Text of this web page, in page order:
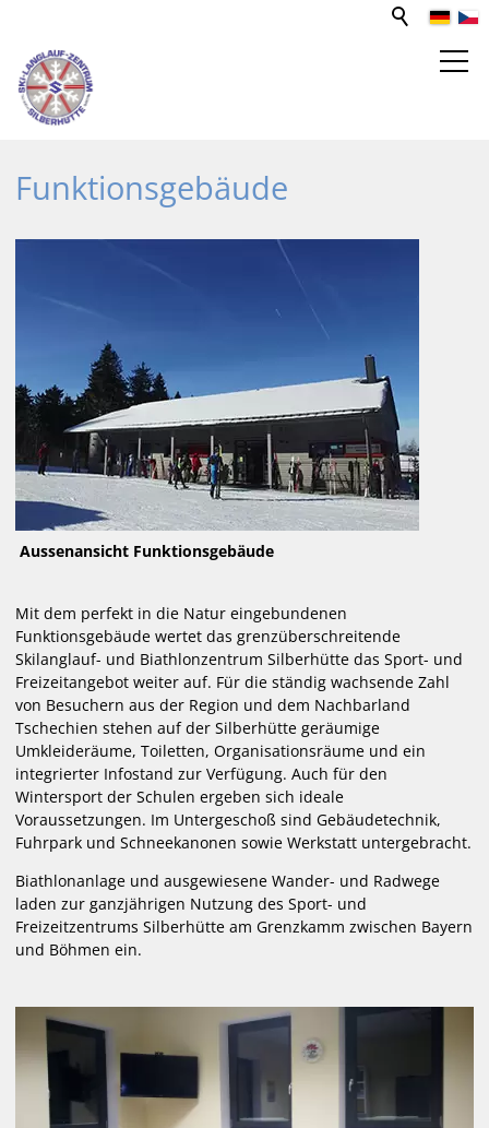
SPORT- UND FREIZEITZENTRUM
Funktionsgebäude
Unterkünfte
Gastronomie
Goldbachhütte
Mediathek
SLZ-App
Mitglied werden
LOIPEN
VERANSTALTUNGEN
SKIVERLEIH / BIATHLON
Funktionsgebäude
Aussenansicht Funktionsgebäude
Mit dem perfekt in die Natur eingebundenen
Funktionsgebäude wertet das grenzüberschreitende
Skilanglauf- und Biathlonzentrum Silberhütte das Sport- und
Freizeitangebot weiter auf. Für die ständig wachsende Zahl
von Besuchern aus der Region und dem Nachbarland
Tschechien stehen auf der Silberhütte geräumige
Umkleideräume, Toiletten, Organisationsräume und ein
integrierter Infostand zur Verfügung. Auch für den
Wintersport der Schulen ergeben sich ideale
Voraussetzungen. Im Untergeschoß sind Gebäudetechnik,
Fuhrpark und Schneekanonen sowie Werkstatt untergebracht.
Biathlonanlage und ausgewiesene Wander- und Radwege
laden zur ganzjährigen Nutzung des Sport- und
Freizeitzentrums Silberhütte am Grenzkamm zwischen Bayern
und Böhmen ein.